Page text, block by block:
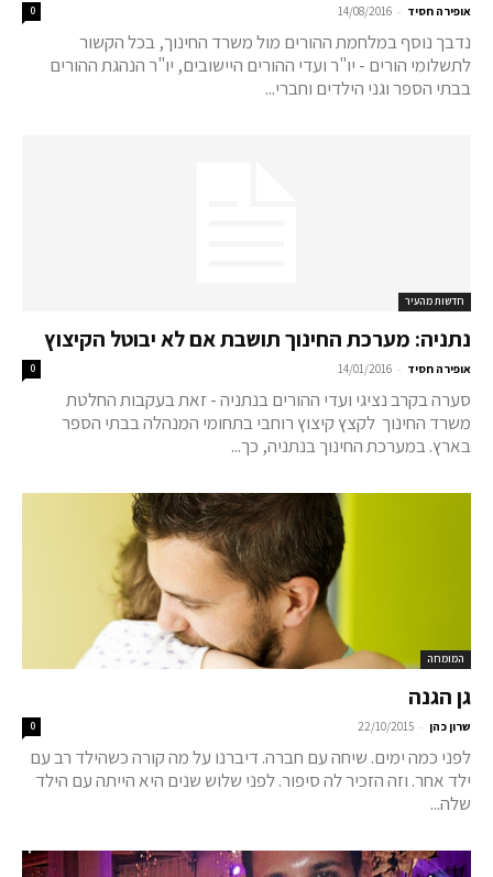
אופירה חסיד -
14/08/2016
0
נדבך נוסף במלחמת ההורים מול משרד החינוך, בכל הקשור
לתשלומי הורים - יו"ר ועדי ההורים היישובים, יו"ר הנהגת ההורים
בבתי הספר וגני הילדים וחברי...
חדשות מהעיר
נתניה: מערכת החינוך תושבת אם לא יבוטל הקיצוץ
אופירה חסיד -
14/01/2016
0
סערה בקרב נציגי ועדי ההורים בנתניה - זאת בעקבות החלטת
משרד החינוך לקצץ קיצוץ רוחבי בתחומי המנהלה בבתי הספר
בארץ. במערכת החינוך בנתניה, כך...
המומחה
גן הגנה
שרון כהן -
22/10/2015
0
לפני כמה ימים. שיחה עם חברה. דיברנו על מה קורה כשהילד רב עם
ילד אחר. וזה הזכיר לה סיפור. לפני שלוש שנים היא הייתה עם הילד
שלה...